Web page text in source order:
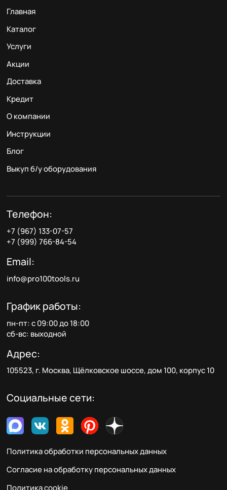
Главная
Каталог
Услуги
Акции
Доставка
Кредит
О компании
Инструкции
Блог
Выкуп б/у оборудования
Телефон:
+7 (967) 133-07-57
+7 (999) 766-84-54
Email:
info@pro100tools.ru
График работы:
пн-пт: с 09:00 до 18:00
сб-вс: выходной
Адрес:
105523, г. Москва, Щёлковское шоссе, дом 100, корпус 10
Социальные сети:
Политика обработки персональных данных
Согласие на обработку персональных данных
Политика cookie